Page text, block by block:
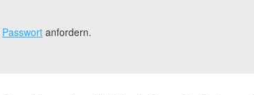
Passwort anfordern.